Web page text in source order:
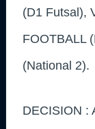
(D1 Futsal),
FOOTBALL
(National 2).
DECISION :